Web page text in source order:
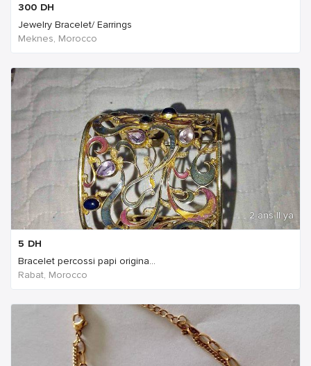
300 DH
Jewelry Bracelet/ Earrings
Meknes, Morocco
2 ans Il ya
5 DH
Bracelet percossi papi origina...
Rabat, Morocco